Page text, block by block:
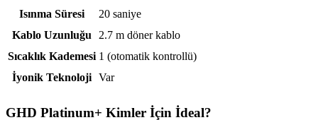
Isınma Süresi
20 saniye
Kablo Uzunluğu
2.7 m döner kablo
Sıcaklık Kademesi 1 (otomatik kontrollü)
İyonik Teknoloji Var
GHD Platinum+ Kimler İçin İdeal?